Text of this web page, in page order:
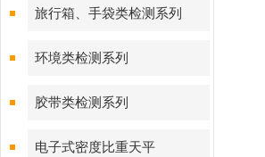
旅行箱、手袋类检测系列
环境类检测系列
胶带类检测系列
电子式密度比重天平